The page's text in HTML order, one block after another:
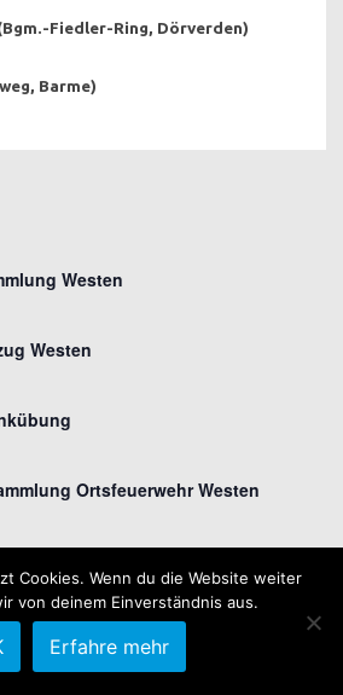
Fiedler-Ring, Dörverden)
Barme)
Westen
Westen
Ortsfeuerwehr Westen
Cookies. Wenn du die Website weiter
von deinem Einverständnis aus.
Erfahre mehr